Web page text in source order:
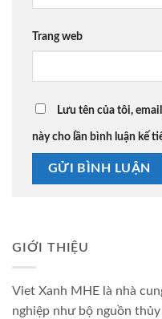
Trang web
Lưu tên của tôi,
này cho lần bình luận kế
GIỚI THIỆU
Viet Xanh MHE là nhà
nghiệp như bộ nguồn